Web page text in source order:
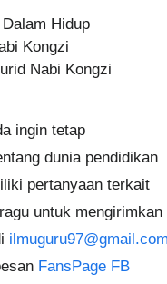
Hidup
Kongzi
Nabi Kongzi
ingin tetap
dunia pendidikan
pertanyaan terkait
untuk mengirimkan
FansPage FB